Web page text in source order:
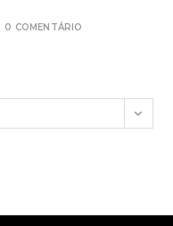
0 COMENTÁRIO